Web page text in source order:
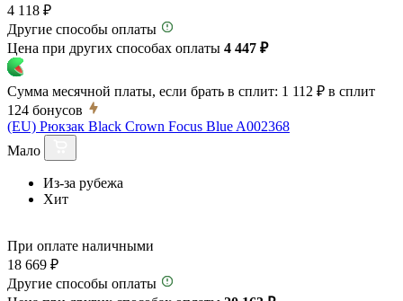
4 118 ₽
Другие способы оплаты
Цена при других способах оплаты 4 447 ₽
Сумма месячной платы, если брать в сплит: 1 112 ₽ в сплит
124 бонусов
(EU) Рюкзак Black Crown Focus Blue A002368
Мало
Из-за рубежа
Хит
При оплате наличными
18 669 ₽
Другие способы оплаты